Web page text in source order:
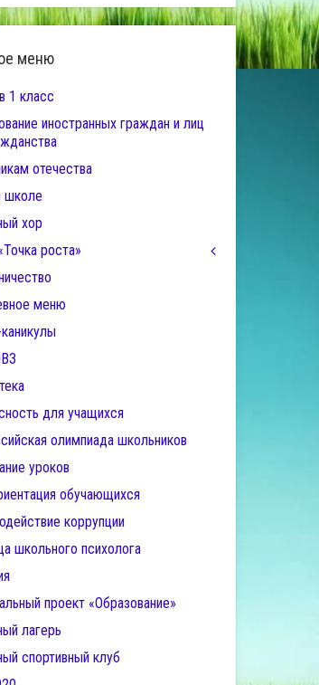
меню
1 класс
иностранных граждан и лиц
отечества
школе
хор
роста»
меню
для учащихся
олимпиада школьников
уроков
обучающихся
коррупции
школьного психолога
проект «Образование»
лагерь
спортивный клуб